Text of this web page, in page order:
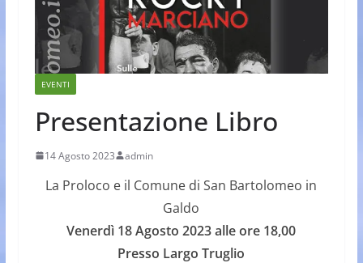
EVENTI
Presentazione Libro
14 Agosto 2023 admin
La Proloco e il Comune di San Bartolomeo in
Galdo
Venerdì 18 Agosto 2023 alle ore 18,00
Presso Largo Truglio